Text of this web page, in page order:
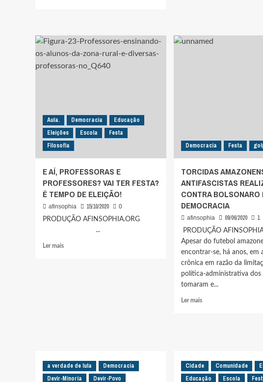
DE
BAIXAR
BOLA.
SUA
VONTADE
E
FICA
QUE
QUISER
E
DEVE
SEGUIR
REATIVOS-
DE
MANIFESTANTES
Aula. Democracia
Educação
Eleições
Escola
Festa
Filosofia
E AÍ, PROFESSORAS E
PROFESSORES? VAI TER FESTA?
É TEMPO DE ELEIÇÃO!
afinsophia 15/10/2020
0
PRODUÇÃO AFINSOPHIA.ORG
...
Ler maisLeia
DE
ELEIÇÃO!
Democracia Festa
TORCIDAS
ANTIFASCISTAS
CONTRA BOLSONARO
DEMOCRACIA
afinsophia 09/06/2020
1
PRODUÇÃO
Apesar do futebol
encontrar-se, há anos, em
crônica em razão da
política-administrativa dos
tomaram e...
Ler maisLeia
ATO
CONTRA
a verdade de lula
Democracia
Devir-Minoria
Devir-Povo
Cidade Comunidade
Educação
Escola